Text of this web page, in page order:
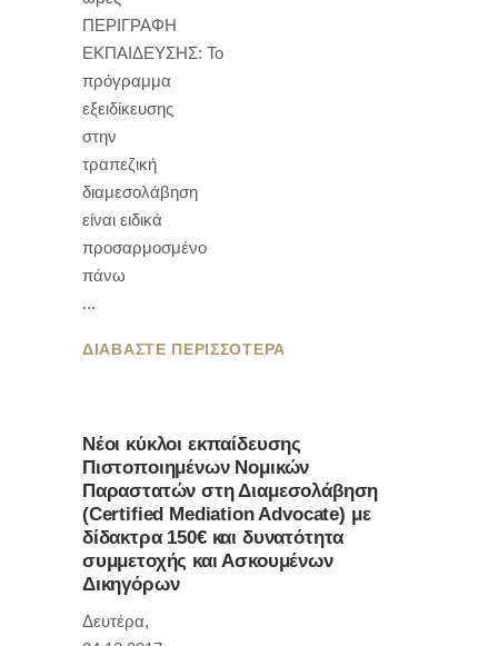
ΠΕΡΙΓΡΑΦΗ
ΕΚΠΑΙΔΕΥΣΗΣ: Το
πρόγραμμα
εξειδίκευσης
στην
τραπεζική
διαμεσολάβηση
είναι ειδικά
προσαρμοσμένο
πάνω
ΔΙΑΒΑΣΤΕ ΠΕΡΙΣΣΟΤΕΡΑ
Νέοι κύκλοι εκπαίδευσης
Πιστοποιημένων Νομικών
Παραστατών στη Διαμεσολάβηση
(Certified Mediation Advocate) με
δίδακτρα 150€ και δυνατότητα
συμμετοχής και Ασκουμένων
Δικηγόρων
Δευτέρα,